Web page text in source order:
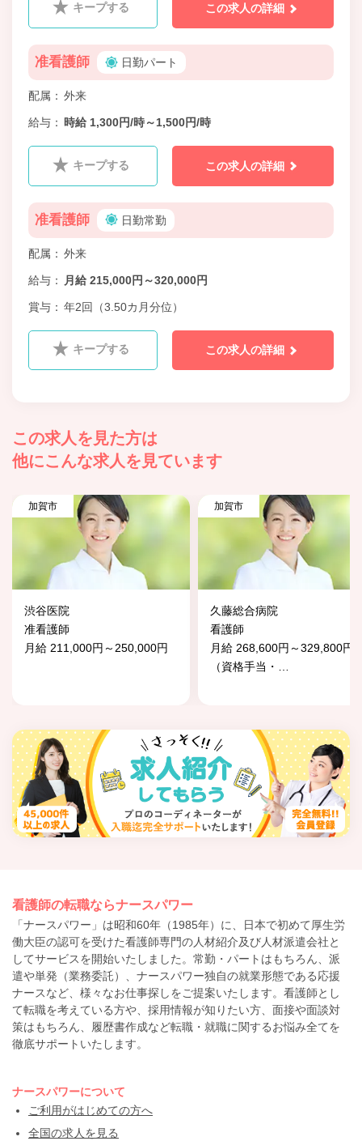
キープする この求人の詳細
准看護師 日勤パート
配属 外来
給与 時給 1,300円/時～1,500円/時
キープする この求人の詳細
准看護師 日勤常勤
配属 外来
給与 月給 215,000円～320,000円
賞与 年2回（3.50カ月分位）
キープする この求人の詳細
この求人を見た方は
他にこんな求人を見ています
加賀市
渋谷医院
准看護師
月給 211,000円～250,000円
加賀市
久藤総合病院
看護師
月給 268,600円～329,800円
（資格手当・
看護師の転職ならナースパワー
「ナースパワー」は昭和60年（1985年）に、日本で初めて厚生労
働大臣の認可を受けた看護師専門の人材紹介及び人材派遣会社と
してサービスを開始いたしました。常勤・パートはもちろん、派
遣や単発（業務委託）、ナースパワー独自の就業形態である応援
ナースなど、様々なお仕事探しをご提案いたします。看護師とし
て転職を考えている方や、採用情報が知りたい方、面接や面談対
策はもちろん、履歴書作成など転職・就職に関するお悩み全てを
徹底サポートいたします。
ナースパワーについて
ご利用がはじめての方へ
全国の求人を見る